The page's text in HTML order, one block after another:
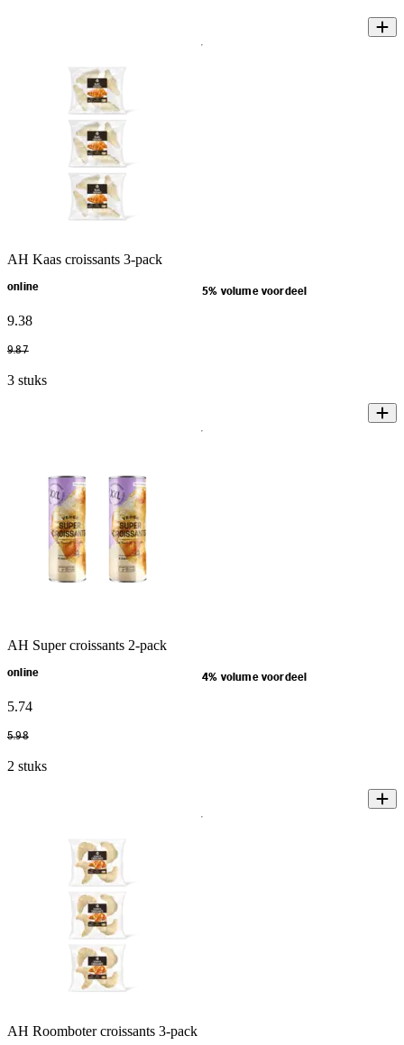
AH Kaas croissants 3-pack
online 5% volume voordeel
9.38
9.87
3 stuks
AH Super croissants 2-pack
online 4% volume voordeel
5.74
5.98
2 stuks
AH Roomboter croissants 3-pack